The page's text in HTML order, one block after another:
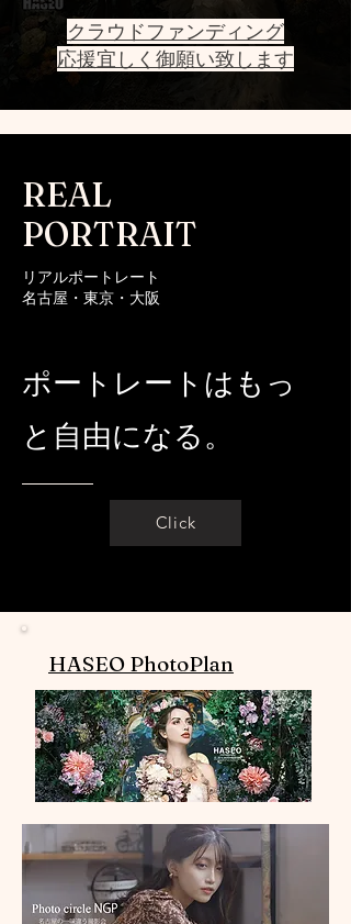
​クラウドファンディング
応援宜しく御願い致します
REAL
​PORTRAIT
リアルポートレート
名古屋・東京・大阪
​ポートレートはもっ
と自由になる。
Click
​HASEO PhotoPlan